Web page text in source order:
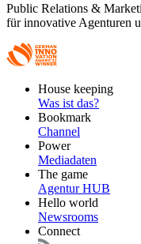
Public Relations &
für innovative Agenturen
FooterHouse keeping
Was ist das?
Bookmark
Channel
Power
Mediadaten
The game
Agentur HUB
Hello world
Newsrooms
Connect